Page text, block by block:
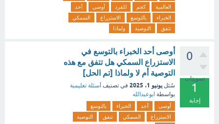
العالمية
كجم للفرد أوصى
أحد
الخبراء
بالتوسع الاستزراع
السمكي
تتفق
التوصية ولماذا
0
تصويتات
1
إجابة
أوصى أحد الخبراء بالتوسع في
الاستزراع السمكي هل تتفق مع هذه
التوصية أم لا ولماذا [تم الحل]
سُئل يونيو 1، 2025 في تصنيف أسئلة تعليمية
بواسطة ابوعبدالله
أوصى أحد الخبراء
بالتوسع
الاستزراع
السمكي تتفق
التوصية